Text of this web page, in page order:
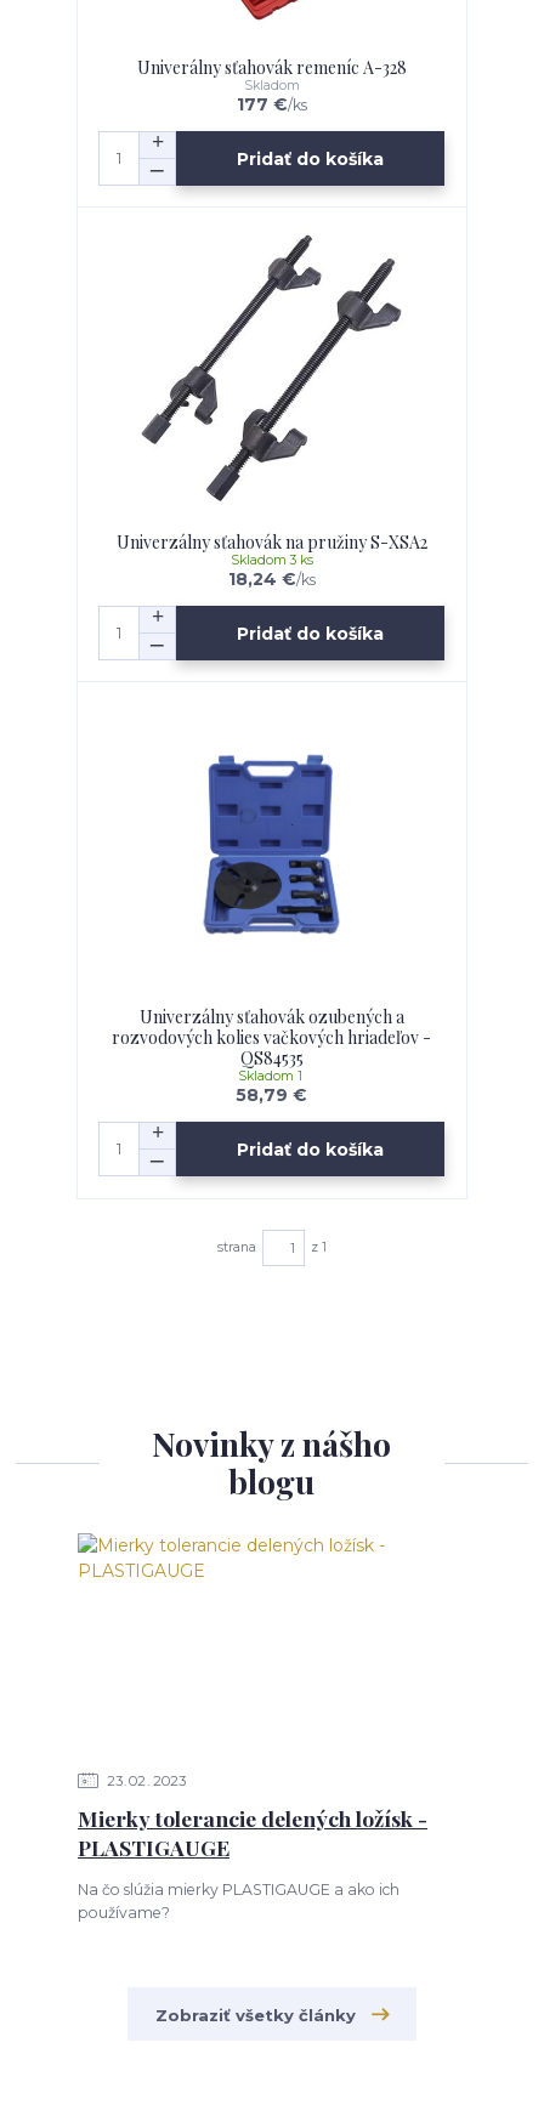
Univerálny sťahovák remeníc A-328
177 €/ks
Skladom
Pridať do košíka
Univerzálny sťahovák na pružiny S-XSA2
18,24 €/ks
Skladom 3 ks
Pridať do košíka
Univerzálny sťahovák ozubených a
rozvodových kolies vačkových hriadeľov -
QS84535
58,79 €
Skladom 1
Pridať do košíka
strana z 1
Novinky z nášho
blogu
23 02 2023
Mierky tolerancie delených ložísk -
PLASTIGAUGE
Na čo slúžia mierky PLASTIGAUGE a ako ich
používame?
Zobraziť všetky články